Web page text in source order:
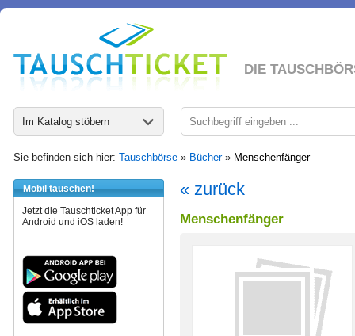
DIE
Im Katalog stöbern
Sie befinden sich hier: Tauschbörse » Bücher» Menschenfänger
Mobil tauschen!
Jetzt die Tauschticket App für
Android und iOS laden!
« zurück
Menschenfänger